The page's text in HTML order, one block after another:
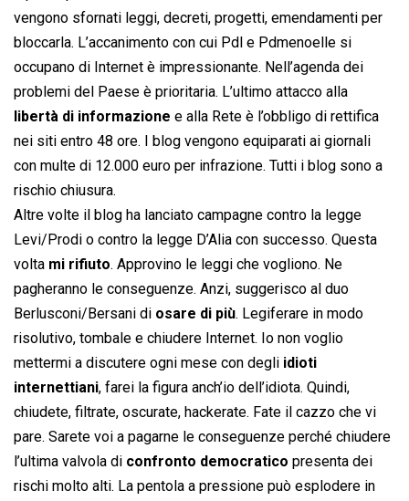
o
k
p
p
I
n
s
n
k
vengono sfornati leggi, decreti, progetti, emendamenti per
bloccarla. L’accanimento con cui Pdl e Pdmenoelle si
occupano di Internet è impressionante. Nell’agenda dei
problemi del Paese è prioritaria. L’ultimo attacco alla
libertà di informazione e alla Rete è l’obbligo di rettifica
nei siti entro 48 ore. I blog vengono equiparati ai giornali
con multe di 12.000 euro per infrazione. Tutti i blog sono a
rischio chiusura.
Altre volte il blog ha lanciato campagne contro la legge
Levi/Prodi o contro la legge D’Alia con successo. Questa
volta mi rifiuto. Approvino le leggi che vogliono. Ne
pagheranno le conseguenze. Anzi, suggerisco al duo
Berlusconi/Bersani di osare di più. Legiferare in modo
risolutivo, tombale e chiudere Internet. Io non voglio
mettermi a discutere ogni mese con degli idioti
internettiani, farei la figura anch’io dell’idiota. Quindi,
chiudete, filtrate, oscurate, hackerate. Fate il cazzo che vi
pare. Sarete voi a pagarne le conseguenze perché chiudere
l’ultima valvola di confronto democratico presenta dei
rischi molto alti. La pentola a pressione può esplodere in